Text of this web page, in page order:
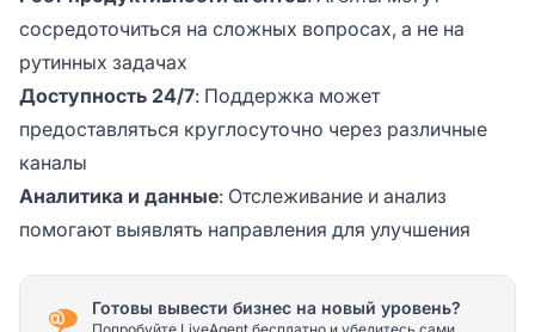
сосредоточиться на сложных вопросах, а не на
рутинных задачах
Доступность 24/7: Поддержка может
предоставляться круглосуточно через различные
каналы
Аналитика и данные: Отслеживание и анализ
помогают выявлять направления для улучшения
Готовы вывести бизнес на новый уровень?